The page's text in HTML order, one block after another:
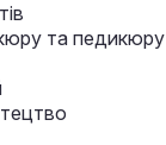
та педикюру